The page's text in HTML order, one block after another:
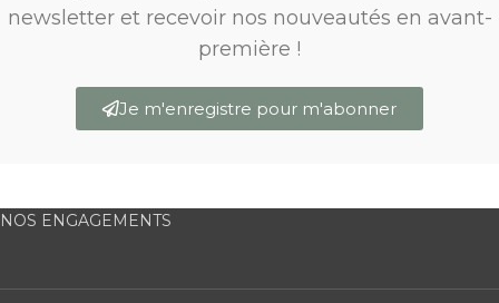
newsletter et recevoir nos nouveautés en avant-
première !
Je m'enregistre pour m'abonner
NOS ENGAGEMENTS